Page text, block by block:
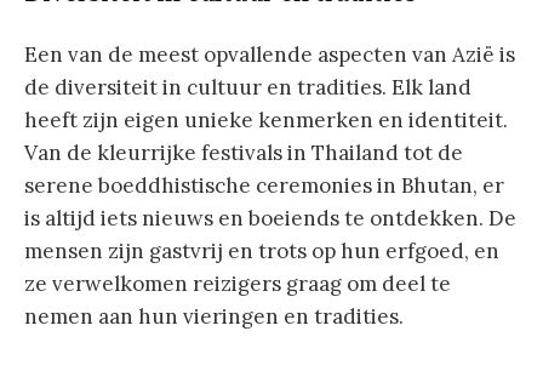
Een van de meest opvallende aspecten van Azië is
de diversiteit in cultuur en tradities. Elk land
heeft zijn eigen unieke kenmerken en identiteit.
Van de kleurrijke festivals in Thailand tot de
serene boeddhistische ceremonies in Bhutan, er
is altijd iets nieuws en boeiends te ontdekken. De
mensen zijn gastvrij en trots op hun erfgoed, en
ze verwelkomen reizigers graag om deel te
nemen aan hun vieringen en tradities.